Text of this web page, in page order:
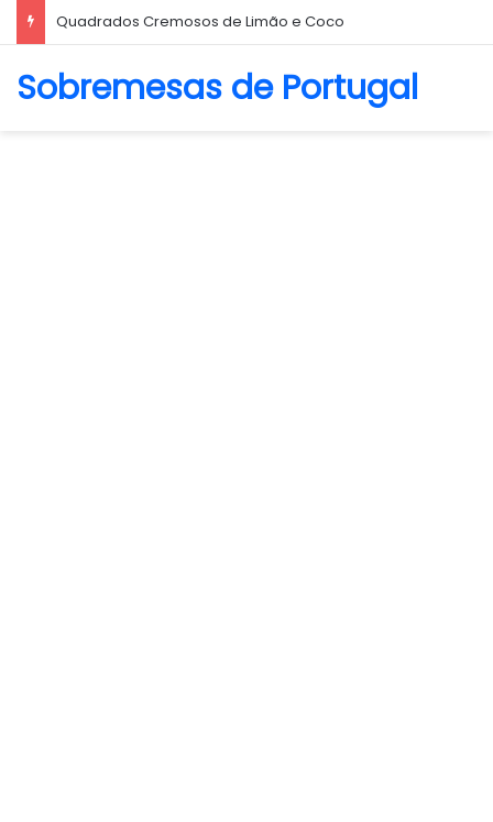
Quadrados Cremosos de Limão e Coco
Sobremesas de Portugal